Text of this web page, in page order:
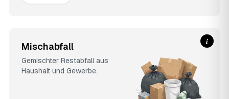
Mischabfall
Gemischter Restabfall aus
Haushalt und Gewerbe.
i